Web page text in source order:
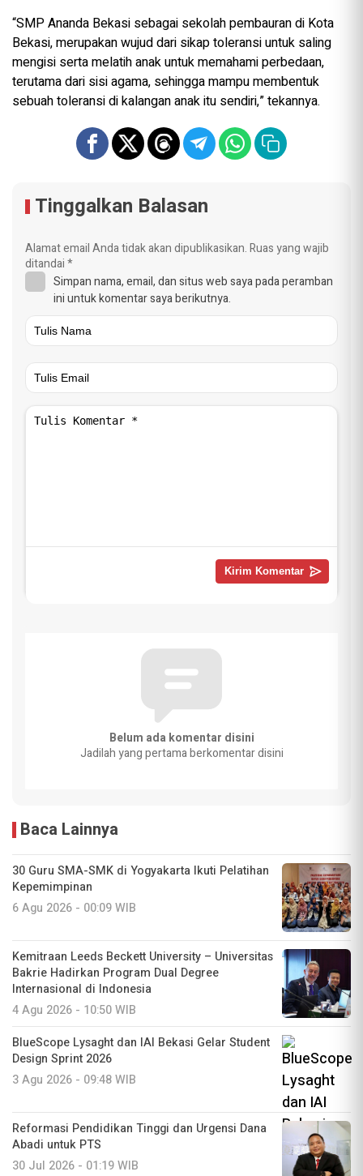
“SMP Ananda Bekasi sebagai sekolah pembauran di Kota
Bekasi, merupakan wujud dari sikap toleransi untuk saling
mengisi serta melatih anak untuk memahami perbedaan,
terutama dari sisi agama, sehingga mampu membentuk
sebuah toleransi di kalangan anak itu sendiri,” tekannya.
Tinggalkan Balasan
Alamat email Anda tidak akan dipublikasikan.Ruas yang wajib
ditandai*
Simpan nama, email, dan situs web saya pada peramban
ini untuk komentar saya berikutnya.
Belum ada komentar disini
Jadilah yang pertama berkomentar disini
Baca Lainnya
30 Guru SMA-SMK di Yogyakarta Ikuti Pelatihan
Kepemimpinan
6 Agu 2026 - 00:09 WIB
Kemitraan Leeds Beckett University – Universitas
Bakrie Hadirkan Program Dual Degree
Internasional di Indonesia
4 Agu 2026 - 10:50 WIB
BlueScope Lysaght dan IAI Bekasi Gelar Student
Design Sprint 2026
3 Agu 2026 - 09:48 WIB
Reformasi Pendidikan Tinggi dan Urgensi Dana
Abadi untuk PTS
30 Jul 2026 - 01:19 WIB